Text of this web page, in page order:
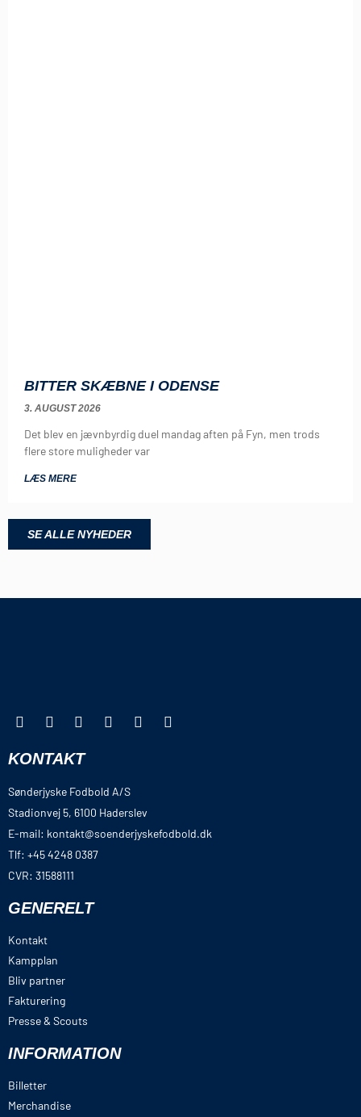
BITTER SKÆBNE I ODENSE
3. AUGUST 2026
Det blev en jævnbyrdig duel mandag aften på Fyn, men trods
flere store muligheder var
LÆS MERE
SE ALLE NYHEDER
KONTAKT
Sønderjyske Fodbold A/S
Stadionvej 5, 6100 Haderslev
E-mail: kontakt@soenderjyskefodbold.dk
Tlf: +45 4248 0387
CVR: 31588111
GENERELT
Kontakt
Kampplan
Bliv partner
Fakturering
Presse & Scouts
INFORMATION
Billetter
Merchandise